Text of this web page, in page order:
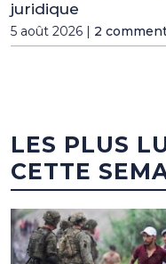
juridique
5 août 2026 | 2
LES PLUS
CETTE